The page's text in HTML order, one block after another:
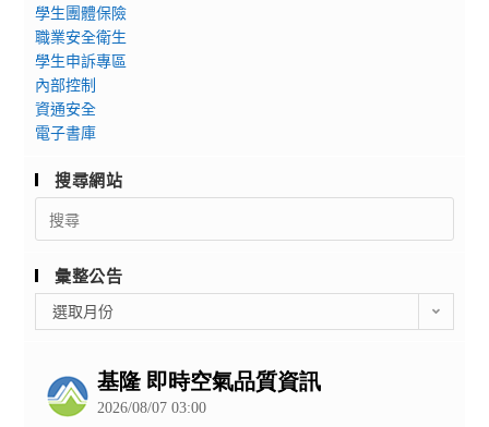
學生團體保險
職業安全衛生
學生申訴專區
內部控制
資通安全
電子書庫
搜尋網站
Search
for:
彙整公告
整
選取月份